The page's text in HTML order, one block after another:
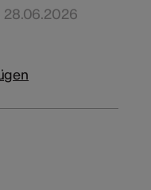
28.06.2026